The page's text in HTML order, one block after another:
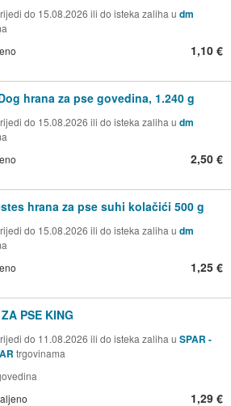
do 15.08.2026 ili do isteka zaliha u dm
1,10 €
hrana za pse govedina, 1.240 g
do 15.08.2026 ili do isteka zaliha u dm
2,50 €
hrana za pse suhi kolačići 500 g
do 15.08.2026 ili do isteka zaliha u dm
1,25 €
PSE KING
do 11.08.2026 ili do isteka zaliha u SPAR -
trgovinama
1,29 €